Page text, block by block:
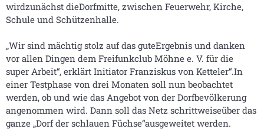
wirdzunächst dieDorfmitte, zwischen Feuerwehr, Kirche,
Schule und Schützenhalle.
„Wir sind mächtig stolz auf das guteErgebnis und danken
vor allen Dingen dem Freifunkclub Möhne e. V. für die
super Arbeit“, erklärt Initiator Franziskus von Ketteler“.In
einer Testphase von drei Monaten soll nun beobachtet
werden, ob und wie das Angebot von der Dorfbevölkerung
angenommen wird. Dann soll das Netz schrittweiseüber das
ganze „Dorf der schlauen Füchse“ausgeweitet werden.